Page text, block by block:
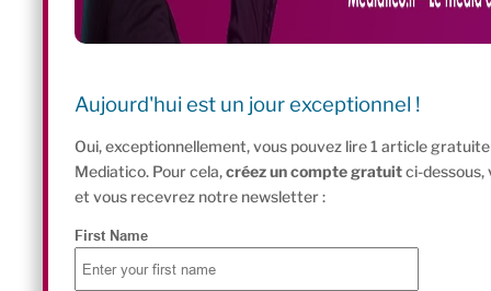
Aujourd'hui est un jour exceptionnel !
Oui, exceptionnellement, vous pouvez lire 1 article
Mediatico. Pour cela,créez un compte gratuitci-dessous,
et vous recevrez notre newsletter :
First Name